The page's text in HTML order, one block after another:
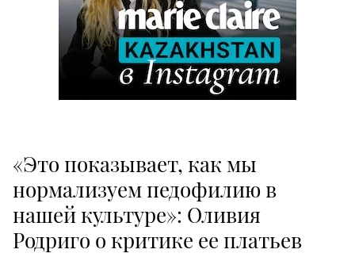
«Это показывает, как мы
нормализуем педофилию в
нашей культуре»: Оливия
Родриго о критике ее платьев